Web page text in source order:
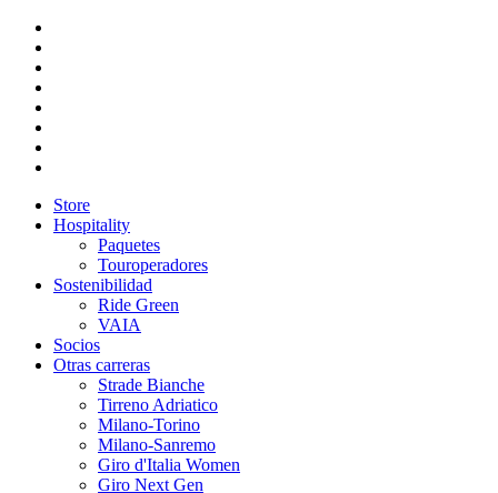
Store
Hospitality
Paquetes
Touroperadores
Sostenibilidad
Ride Green
VAIA
Socios
Otras carreras
Strade Bianche
Tirreno Adriatico
Milano-Torino
Milano-Sanremo
Giro d'Italia Women
Giro Next Gen